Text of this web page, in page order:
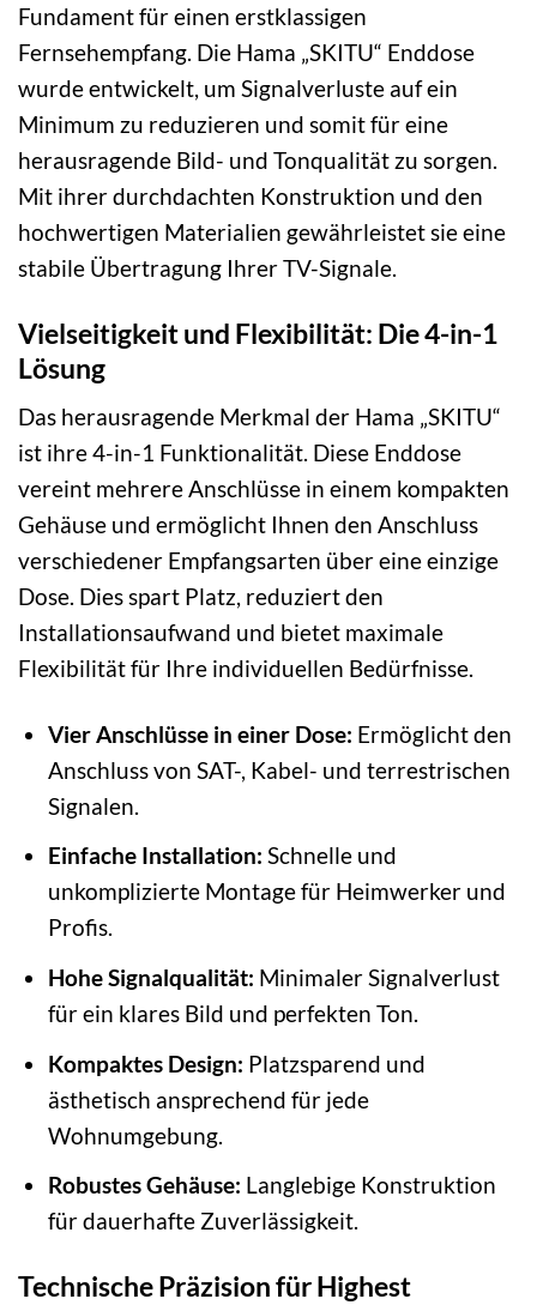
Fundament für einen erstklassigen
Fernsehempfang. Die Hama „SKITU“ Enddose
wurde entwickelt, um Signalverluste auf ein
Minimum zu reduzieren und somit für eine
herausragende Bild- und Tonqualität zu sorgen.
Mit ihrer durchdachten Konstruktion und den
hochwertigen Materialien gewährleistet sie eine
stabile Übertragung Ihrer TV-Signale.
Vielseitigkeit und Flexibilität: Die 4-in-1
Lösung
Das herausragende Merkmal der Hama „SKITU“
ist ihre 4-in-1 Funktionalität. Diese Enddose
vereint mehrere Anschlüsse in einem kompakten
Gehäuse und ermöglicht Ihnen den Anschluss
verschiedener Empfangsarten über eine einzige
Dose. Dies spart Platz, reduziert den
Installationsaufwand und bietet maximale
Flexibilität für Ihre individuellen Bedürfnisse.
Vier Anschlüsse in einer Dose: Ermöglicht den
Anschluss von SAT-, Kabel- und terrestrischen
Signalen.
Einfache Installation: Schnelle und
unkomplizierte Montage für Heimwerker und
Profis.
Hohe Signalqualität: Minimaler Signalverlust
für ein klares Bild und perfekten Ton.
Kompaktes Design: Platzsparend und
ästhetisch ansprechend für jede
Wohnumgebung.
Robustes Gehäuse: Langlebige Konstruktion
für dauerhafte Zuverlässigkeit.
Technische Präzision für Highest